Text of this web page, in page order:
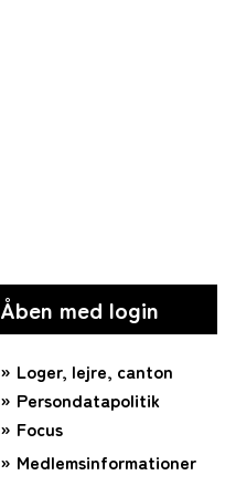
Åben med login
Loger, lejre, canton
Persondatapolitik
Focus
Medlemsinformationer